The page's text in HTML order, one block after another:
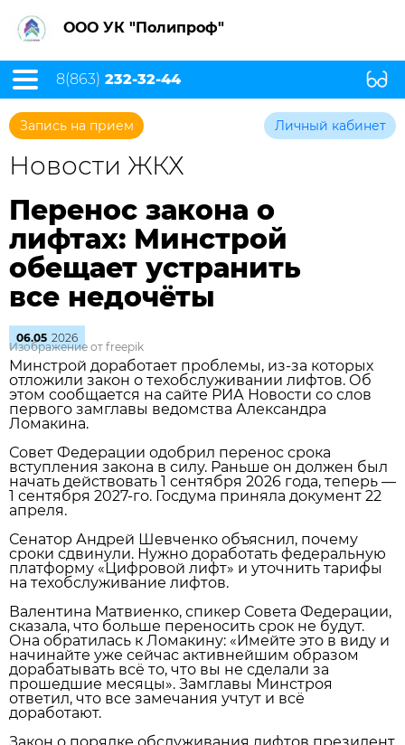
ООО УК "Полипроф"
8(863) 232-32-44
Запись на прием Личный кабинет
Новости ЖКХ
Перенос закона о
лифтах: Минстрой
обещает устранить
все недочёты
06.05 2026
Изображение от freepik
Минстрой доработает проблемы, из‑за которых
отложили закон о техобслуживании лифтов. Об
этом сообщается на сайте РИА Новости со слов
первого замглавы ведомства Александра
Ломакина.
Совет Федерации одобрил перенос срока
вступления закона в силу. Раньше он должен был
начать действовать 1 сентября 2026 года, теперь —
1 сентября 2027‑го. Госдума приняла документ 22
апреля.
Сенатор Андрей Шевченко объяснил, почему
сроки сдвинули. Нужно доработать федеральную
платформу «Цифровой лифт» и уточнить тарифы
на техобслуживание лифтов.
Валентина Матвиенко, спикер Совета Федерации,
сказала, что больше переносить срок не будут.
Она обратилась к Ломакину: «Имейте это в виду и
начинайте уже сейчас активнейшим образом
дорабатывать всё то, что вы не сделали за
прошедшие месяцы». Замглавы Минстроя
ответил, что все замечания учтут и всё
доработают.